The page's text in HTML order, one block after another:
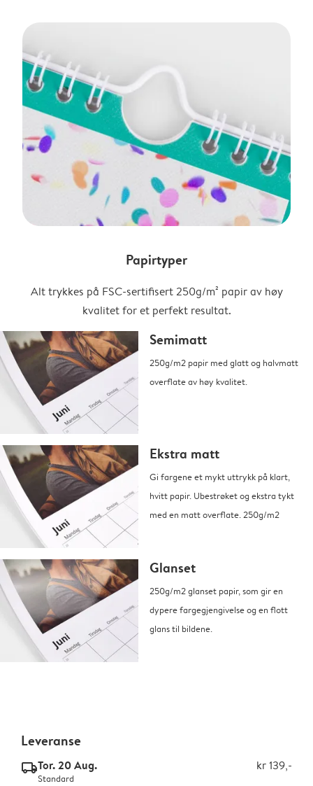
Papirtyper
Alt trykkes på FSC-sertifisert 250g/m² papir av høy
kvalitet for et perfekt resultat.
Semimatt
250g/m2 papir med glatt og halvmatt
overflate av høy kvalitet.
Ekstra matt
Gi fargene et mykt uttrykk på klart,
hvitt papir. Ubestrøket og ekstra tykt
med en matt overflate. 250g/m2
Glanset
250g/m2 glanset papir, som gir en
dypere fargegjengivelse og en flott
glans til bildene.
Leveranse
delivery_standard_v2Tor. 20 Aug. kr 139,-
Standard